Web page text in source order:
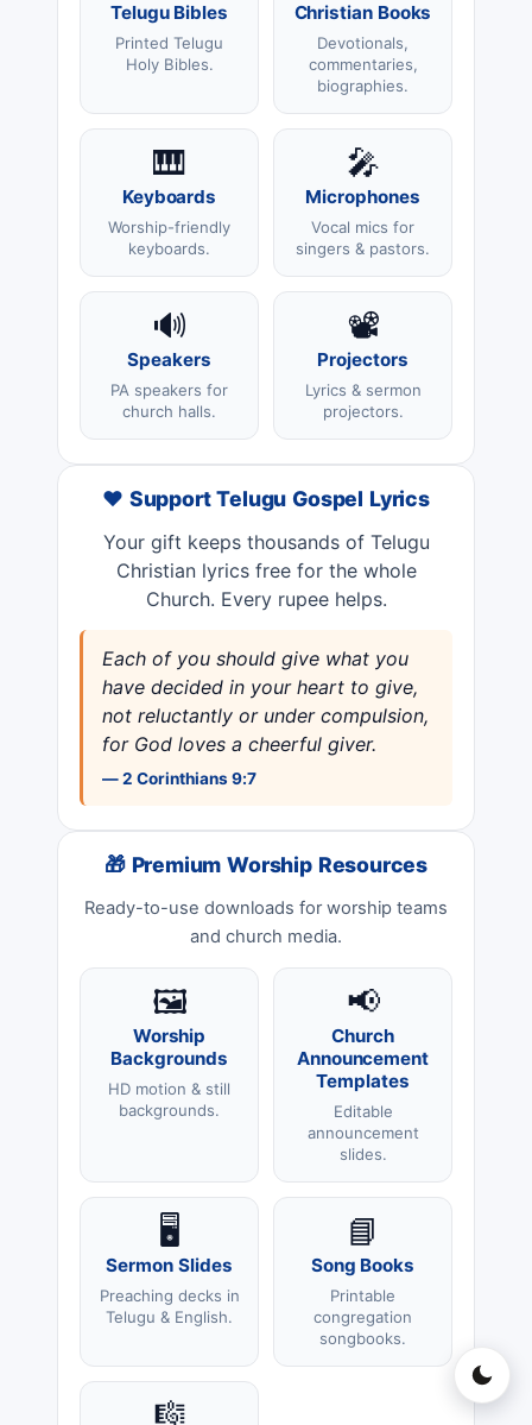
Telugu Bibles
Printed Telugu
Holy Bibles.
Christian Books
Devotionals,
commentaries,
biographies.
🎹
Keyboards
Worship-friendly
keyboards.
🎤
Microphones
Vocal mics for
singers & pastors.
🔊
Speakers
PA speakers for
church halls.
📽️
Projectors
Lyrics & sermon
projectors.
❤️ Support Telugu Gospel Lyrics
Your gift keeps thousands of Telugu
Christian lyrics free for the whole
Church. Every rupee helps.
Each of you should give what you
have decided in your heart to give,
not reluctantly or under compulsion,
for God loves a cheerful giver.
— 2 Corinthians 9:7
🎁 Premium Worship Resources
Ready-to-use downloads for worship teams
and church media.
🖼️
Worship
Backgrounds
HD motion & still
backgrounds.
📢
Church
Announcement
Templates
Editable
announcement
slides.
🖥️
Sermon Slides
Preaching decks in
Telugu & English.
📘
Song Books
Printable
congregation
songbooks.
🎼